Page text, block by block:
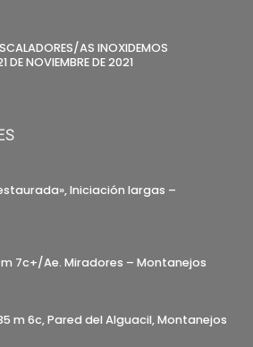
AS INOXIDEMOS
NOVIEMBRE DE 2021
Iniciación largas –
7c+/Ae. Miradores – Montanejos
m 6c, Pared del Alguacil, Montanejos